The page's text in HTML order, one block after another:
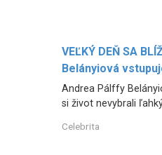
VEĽKÝ DEŇ SA
Belányiová
Andrea Pálffy
si život nevybrali
Celebrita